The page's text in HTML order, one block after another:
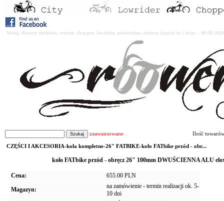
Witaj. Rowery miejskie, cruiser, chopper, lowrider, amsterdam, custom kupisz tu i teraz : 08-08-
zaawansowane Ilość
CZĘŚCI I AKCESORIA-koła kompletne-26" FATBIKE-koło FATbike przód - obr...
koło FATbike przód - obręcz 26" 100mm DWUŚCIENNA ALU
Cena:
655.00 PLN
Magazyn:
na zamówienie - termin realizacji ok. 5-
10 dni